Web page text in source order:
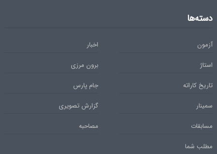
دسته‌ها
آزمون
اخبار
استاژ
برون مرزی
تاریخ کاراته
جام پارس
سمینار
گزارش تصویری
مسابقات
مصاحبه
مطلب شما